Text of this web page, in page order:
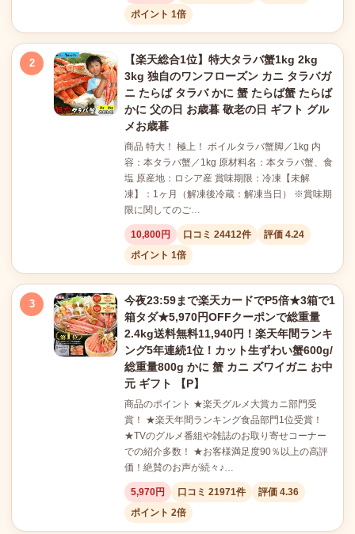
ポイント 1倍
2
【楽天総合1位】特大タラバ蟹1kg 2kg
3kg 独自のワンフローズン カニ タラバガ
ニ たらば タラバ かに 蟹 たらば蟹 たらば
かに 父の日 お歳暮 敬老の日 ギフト グル
メお歳暮
商品 特大！ 極上！ ボイルタラバ蟹脚／1kg 内
容：本タラバ蟹／1kg 原材料名：本タラバ蟹、食
塩 原産地：ロシア産 賞味期限：冷凍【未解
凍】：1ヶ月（解凍後冷蔵：解凍当日） ※賞味期
限に関してのご…
10,800円 口コミ 24412件
評価 4.24
ポイント 1倍
3
今夜23:59まで楽天カードでP5倍★3箱で1
箱タダ★5,970円OFFクーポンで総重量
2.4kg送料無料11,940円！楽天年間ランキ
ング5年連続1位！カット生ずわい蟹600g/
総重量800g かに 蟹 カニ ズワイガニ お中
元 ギフト 【P】
商品のポイント ★楽天グルメ大賞カニ部門受
賞！ ★楽天年間ランキング食品部門1位受賞！
★TVのグルメ番組や雑誌のお取り寄せコーナー
での紹介多数！ ★お客様満足度90％以上の高評
価！絶賛のお声が続々♪…
5,970円 口コミ 21971件
評価 4.36
ポイント 2倍